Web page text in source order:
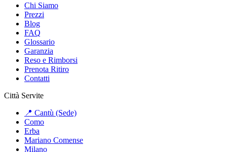
Chi Siamo
Prezzi
Blog
FAQ
Glossario
Garanzia
Reso e Rimborsi
Prenota Ritiro
Contatti
Città Servite
📍 Cantù (Sede)
Como
Erba
Mariano Comense
Milano